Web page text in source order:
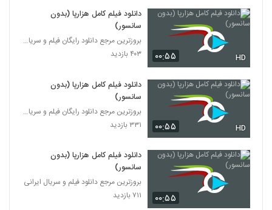
۰۰:۵۵ HD
دانلود فیلم کامل هزارپا (بدون
سانسور)
بروزترین مرجع دانلود رایگان فیلم و سریال ایرانی
۴۰۳ بازدید
۰۰:۵۵ HD
دانلود فیلم کامل هزارپا (بدون
سانسور)
بروزترین مرجع دانلود رایگان فیلم و سریال ایرانی
۳۳۱ بازدید
۰۰:۵۵
دانلود فیلم کامل هزارپا (بدون
سانسور)
بروزترین مرجع دانلود فیلم و سریال ایرانی
۷۱۱ بازدید